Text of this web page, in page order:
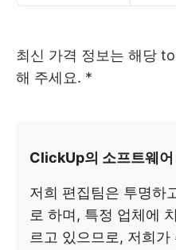
최신 가격 정보는 해당
해 주세요. *
ClickUp의 소프트웨어
저희 편집팀은 투명하
로 하며, 특정 업체에
르고 있으므로, 저희